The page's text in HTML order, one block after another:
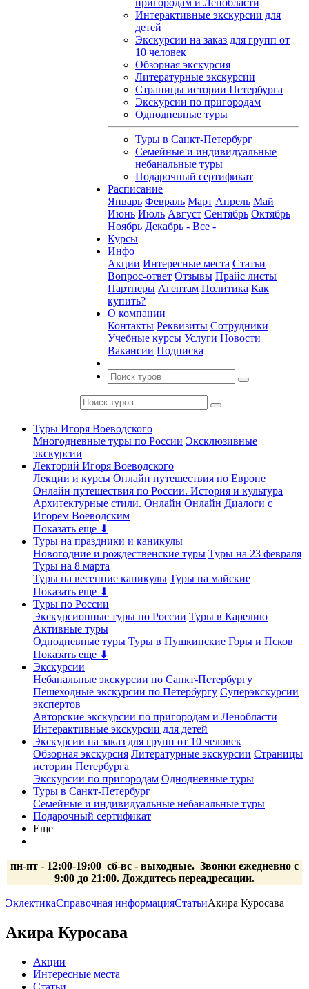
пригородам и Ленобласти
Интерактивные экскурсии для
детей
Экскурсии на заказ для групп от
10 человек
Обзорная экскурсия
Литературные экскурсии
Страницы истории Петербурга
Экскурсии по пригородам
Однодневные туры
Туры в Санкт-Петербург
Семейные и индивидуальные
небанальные туры
Подарочный сертификат
Расписание
Январь Февраль Март Апрель Май
Июнь Июль Август Сентябрь Октябрь
Ноябрь Декабрь - Все -
Курсы
Инфо
Акции Интересные места Статьи
Вопрос-ответ Отзывы Прайс листы
Партнеры Агентам Политика Как
купить?
О компании
Контакты Реквизиты Сотрудники
Учебные курсы Услуги Новости
Вакансии Подписка
Туры Игоря Воеводского
Многодневные туры по России Эксклюзивные
экскурсии
Лекторий Игоря Воеводского
Лекции и курсы Онлайн путешествия по Европе
Онлайн путешествия по России. История и культура
Архитектурные стили. Онлайн Онлайн Диалоги с
Игорем Воеводским
Показать еще ⬇
Туры на праздники и каникулы
Новогодние и рождественские туры Туры на 23 февраля
Туры на 8 марта
Туры на весенние каникулы Туры на майские
Показать еще ⬇
Туры по России
Экскурсионные туры по России Туры в Карелию
Активные туры
Однодневные туры Туры в Пушкинские Горы и Псков
Показать еще ⬇
Экскурсии
Небанальные экскурсии по Санкт-Петербургу
Пешеходные экскурсии по Петербургу Суперэкскурсии
экспертов
Авторские экскурсии по пригородам и Ленобласти
Интерактивные экскурсии для детей
Экскурсии на заказ для групп от 10 человек
Обзорная экскурсия Литературные экскурсии Страницы
истории Петербурга
Экскурсии по пригородам Однодневные туры
Туры в Санкт-Петербург
Семейные и индивидуальные небанальные туры
Подарочный сертификат
Еще
пн-пт - 12:00-19:00 сб-вс - выходные. Звонки ежедневно с
9:00 до 21:00. Дождитесь переадресации.
ЭклектикаСправочная информацияСтатьиАкира Куросава
Акира Куросава
Акции
Интересные места
Статьи